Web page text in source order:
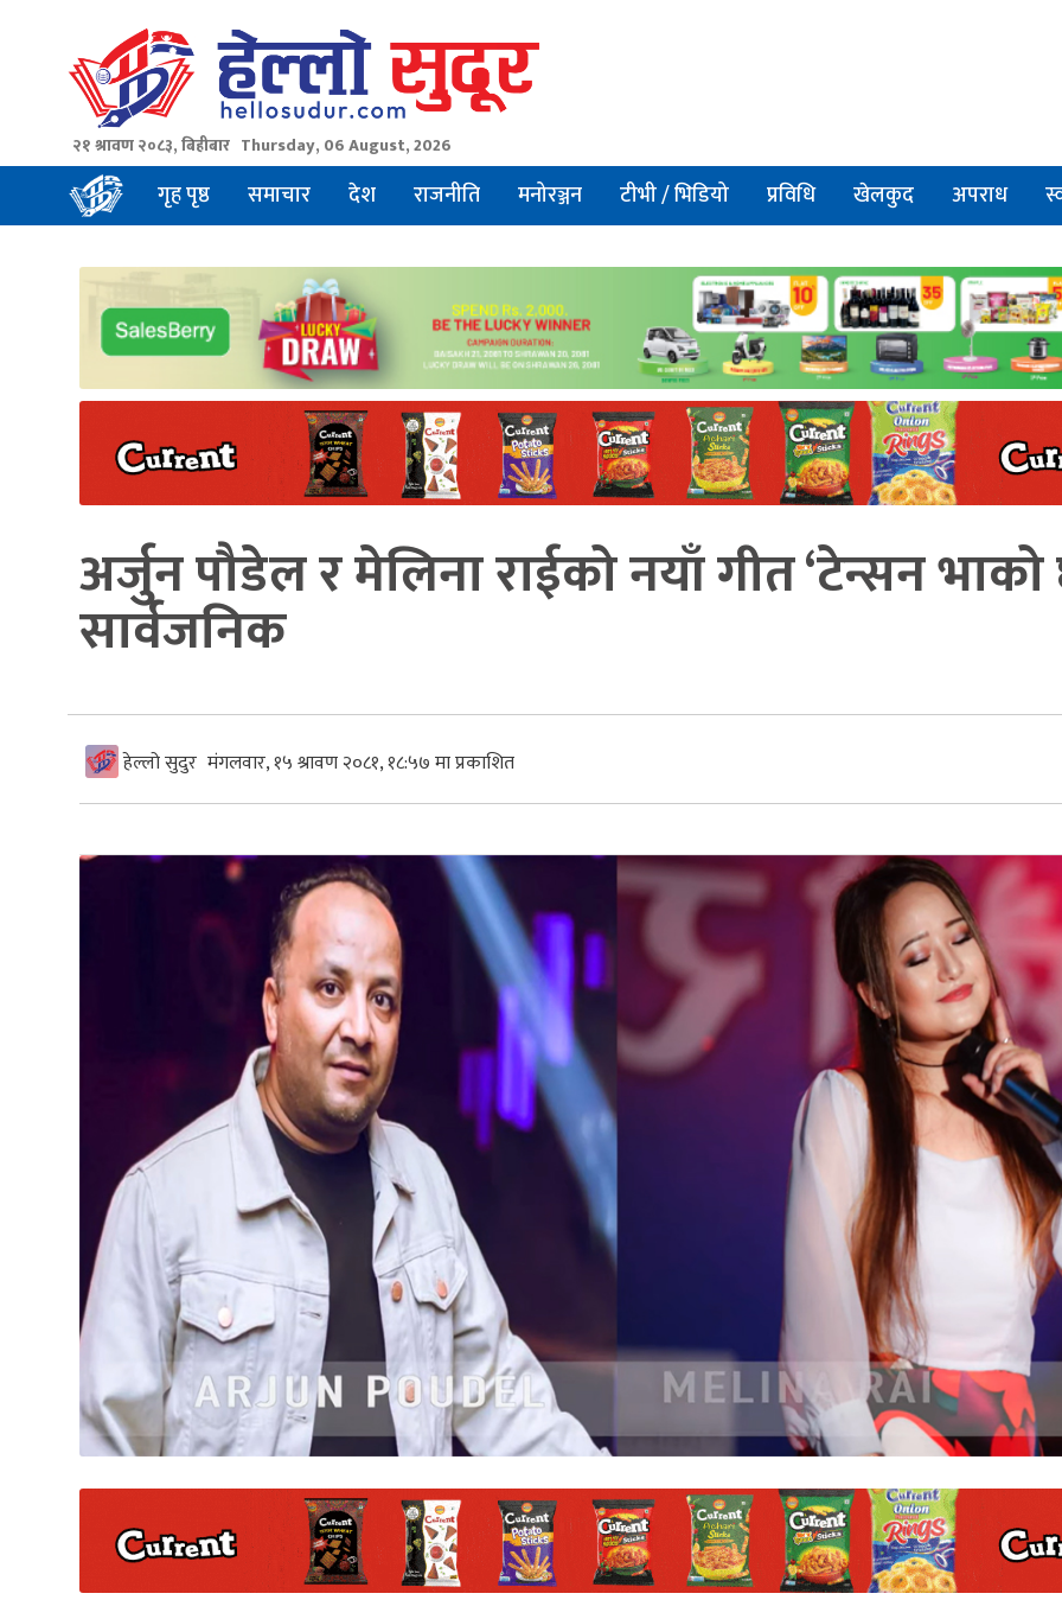
२१ श्रावण २०८३, बिहीबार Thursday, 06 August, 2026
गृह पृष्ठ समाचार देश राजनीति मनोरञ्जन टीभी / भिडियो प्रविधि खेलकुद अपराध
अर्जुन पौडेल र मेलिना राईको नयाँ गीत ‘टेन्सन भाको
सार्वजनिक
हेल्लो सुदुर मंगलवार, १५ श्रावण २०८१, १८:५७ मा प्रकाशित